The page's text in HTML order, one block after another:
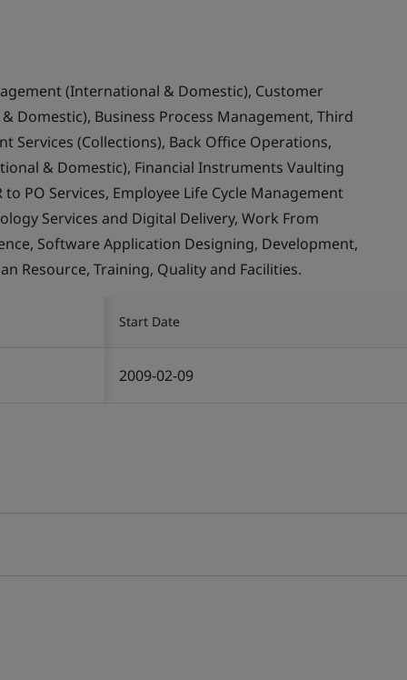
(International & Domestic), Customer
Domestic), Business Process Management, Third
Services (Collections), Back Office Operations,
& Domestic), Financial Instruments Vaulting
PO Services, Employee Life Cycle Management
Services and Digital Delivery, Work From
Software Application Designing, Development,
Resource, Training, Quality and Facilities.
Start Date
2009-02-09